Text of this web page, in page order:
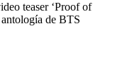
teaser ‘Proof of
de BTS